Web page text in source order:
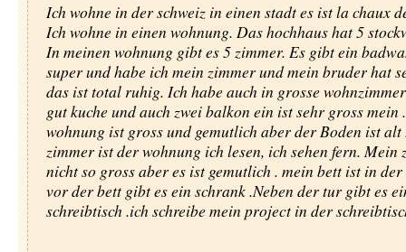
Ich wohne in der schweiz in einen stadt es ist la chaux
Ich wohne in einen wohnung. Das hochhaus hat 5
In meinen wohnung gibt es 5 zimmer. Es gibt ein
super und habe ich mein zimmer und mein bruder hat
das ist total ruhig. Ich habe auch in grosse
gut kuche und auch zwei balkon ein ist sehr gross mein
wohnung ist gross und gemutlich aber der Boden ist alt
zimmer ist der wohnung ich lesen, ich sehen fern. Mein
nicht so gross aber es ist gemutlich . mein bett ist in der
vor der bett gibt es ein schrank .Neben der tur gibt es
schreibtisch .ich schreibe mein project in der